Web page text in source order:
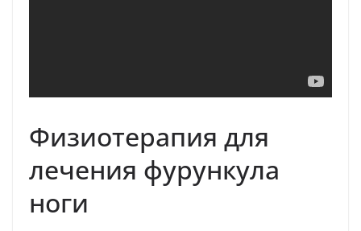
Физиотерапия для
лечения фурункула
ноги